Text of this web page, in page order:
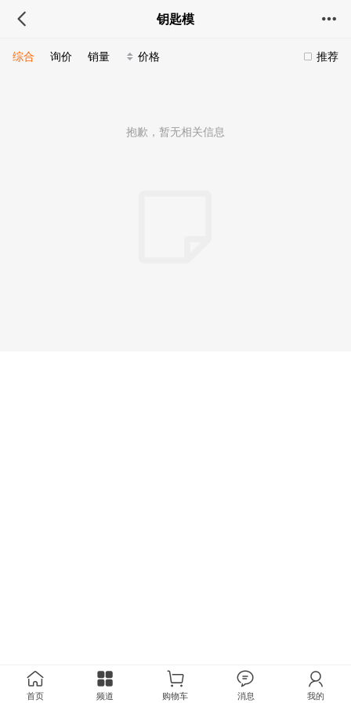
钥匙模
推荐
综合 询价 销量 价格
抱歉，暂无相关信息
首页 频道 购物车 消息 我的